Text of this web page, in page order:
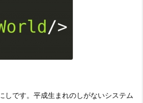
しです。 平成生まれのしがないシステム